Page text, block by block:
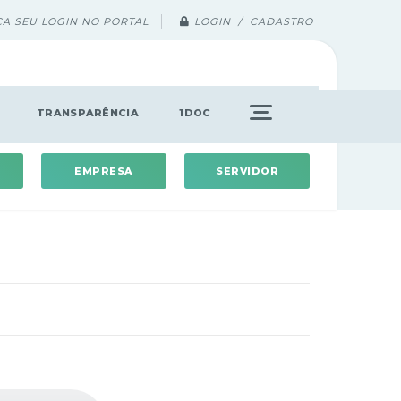
SEU LOGIN NO PORTAL LOGIN / CADASTRO
TRANSPARÊNCIA 1DOC
EMPRESA SERVIDOR